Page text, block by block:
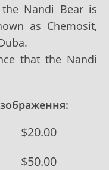
Nandi Bear is
as Chemosit,
that the Nandi
$20.00
$50.00